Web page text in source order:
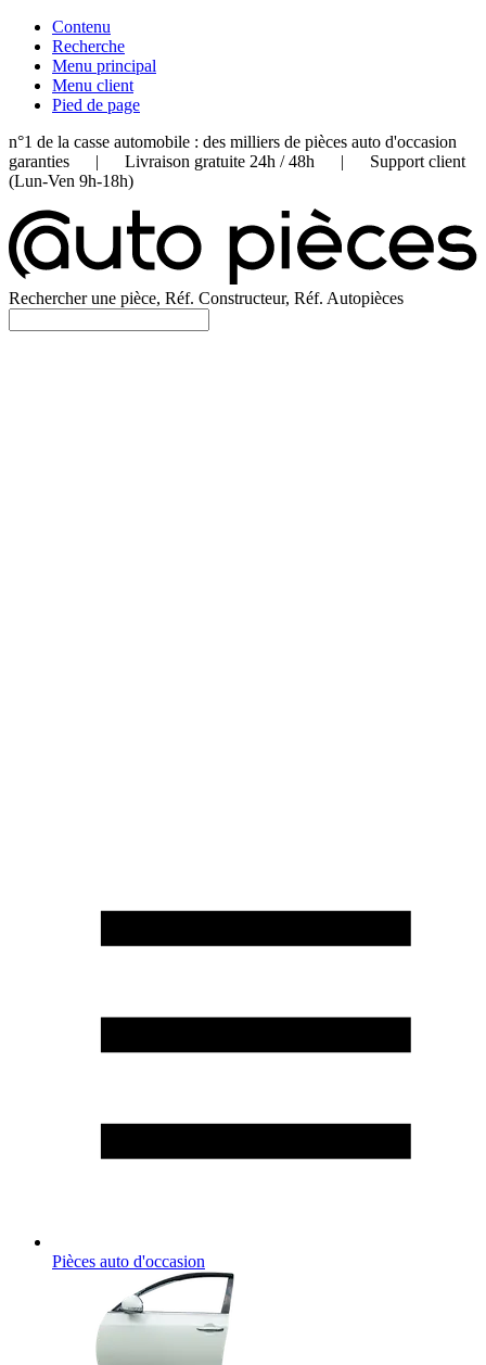
Contenu
Recherche
Menu principal
Menu client
Pied de page
n°1 de la casse automobile : des milliers de pièces auto d'occasion
garanties | Livraison gratuite 24h / 48h | Support client
(Lun-Ven 9h-18h)
Rechercher une pièce, Réf. Constructeur, Réf. Autopièces
Pièces auto d'occasion